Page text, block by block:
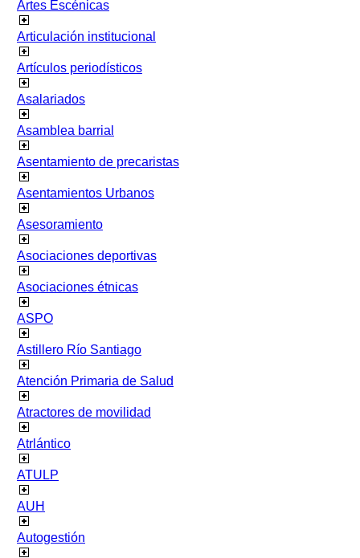
Artes Escénicas
Articulación institucional
Artículos periodísticos
Asalariados
Asamblea barrial
Asentamiento de precaristas
Asentamientos Urbanos
Asesoramiento
Asociaciones deportivas
Asociaciones étnicas
ASPO
Astillero Río Santiago
Atención Primaria de Salud
Atractores de movilidad
Atrlántico
ATULP
AUH
Autogestión